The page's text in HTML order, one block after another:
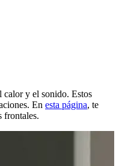
calor y el sonido. Estos
En esta página, te
frontales.